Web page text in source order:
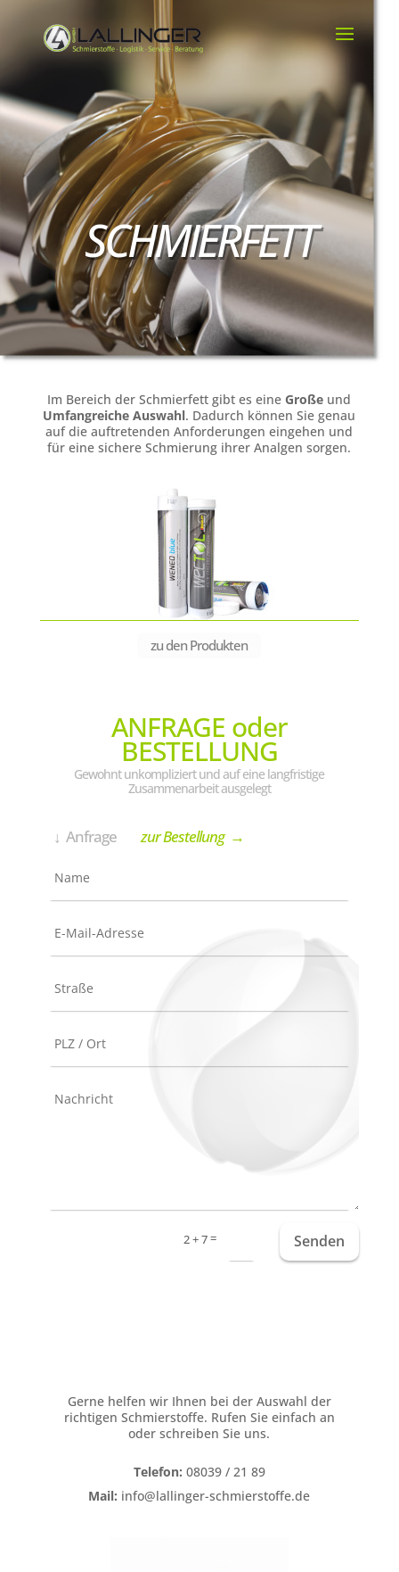
SCHMIERFETT
Im Bereich der Schmierfett gibt es eine Große und
Umfangreiche Auswahl. Dadurch können Sie genau
auf die auftretenden Anforderungen eingehen und
für eine sichere Schmierung ihrer Analgen sorgen.
ANFRAGE oder
BESTELLUNG
Gewohnt unkompliziert und auf eine langfristige
Zusammenarbeit ausgelegt
Gerne helfen wir Ihnen bei der Auswahl der
richtigen Schmierstoffe. Rufen Sie einfach an
oder schreiben Sie uns.
zu den Produkten
↓ Anfragezur Bestellung→
2 + 7= Senden
Telefon: 08039 / 21 89
Mail: info@lallinger-schmierstoffe.de